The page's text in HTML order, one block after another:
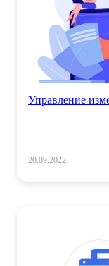
Управление
20.09.2022